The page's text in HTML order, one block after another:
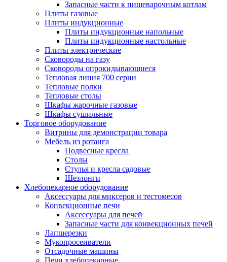
Запасные части к пищеварочным котлам
Плиты газовые
Плиты индукционные
Плиты индукционные напольные
Плиты индукционные настольные
Плиты электрические
Сковороды на газу
Сковороды опрокидывающиеся
Тепловая линия 700 серии
Тепловые полки
Тепловые столы
Шкафы жарочные газовые
Шкафы сушильные
Торговое оборудование
Витрины для демонстрации товара
Мебель из ротанга
Подвесные кресла
Столы
Стулья и кресла садовые
Шезлонги
Хлебопекарное оборудование
Аксессуары для миксеров и тестомесов
Конвекционные печи
Аксессуары для печей
Запасные части для конвекционных печей
Лапшерезки
Мукопросеиватели
Отсадочные машины
Печи хлебопекарные